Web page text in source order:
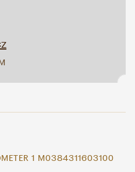
1 M0384311603100